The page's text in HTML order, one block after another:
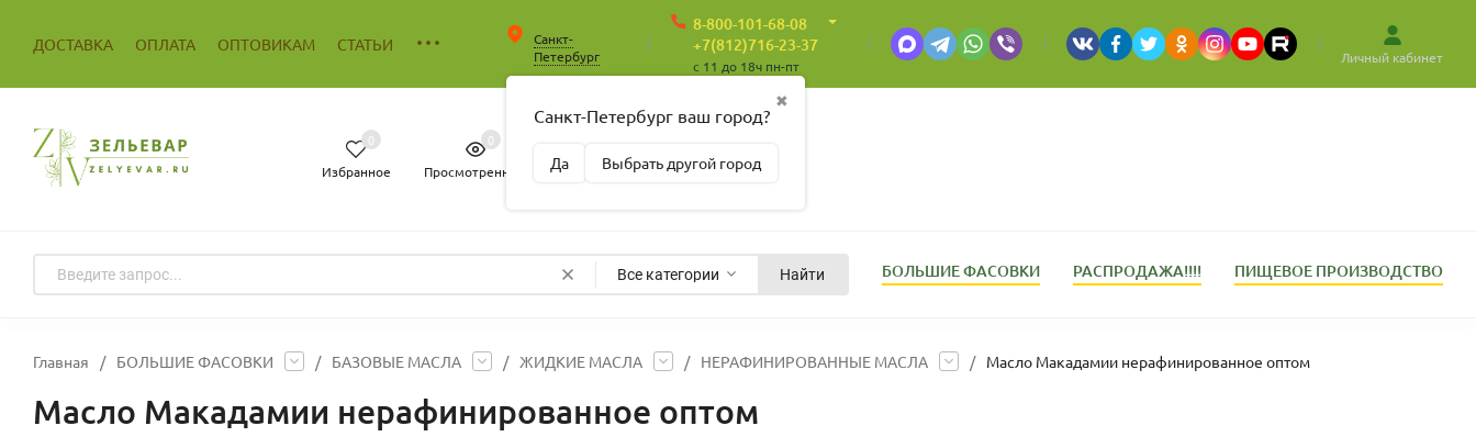
ДОСТАВКА ОПЛАТА ОПТОВИКАМ СТАТЬИ
Санкт-
Петербург
✖
Санкт-Петербург ваш город?
Да Выбрать другой город
8-800-101-68-08
+7(812)716-23-37
c 11 до 18ч пн-пт
Личный кабинет
Избранное
0
Просмотренные
0
Пусто
Все категории Найти БОЛЬШИЕ ФАСОВКИ РАСПРОДАЖА!!!! ПИЩЕВОЕ ПРОИЗВОДСТВО
Главная / БОЛЬШИЕ ФАСОВКИ / БАЗОВЫЕ МАСЛА / ЖИДКИЕ МАСЛА / НЕРАФИНИРОВАННЫЕ МАСЛА / Масло Макадамии нерафинированное оптом
Масло Макадамии нерафинированное оптом